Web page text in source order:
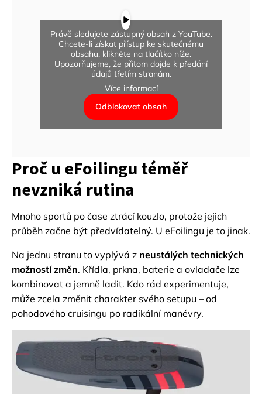
Právě sledujete zástupný obsah z YouTube.
Chcete-li získat přístup ke skutečnému
obsahu, klikněte na tlačítko níže.
Upozorňujeme, že přitom dojde k předání
údajů třetím stranám.
Více informací
Odblokovat obsah
Proč u eFoilingu téměř
nevzniká rutina
Mnoho sportů po čase ztrácí kouzlo, protože jejich
průběh začne být předvídatelný. U eFoilingu je to jinak.
Na jednu stranu to vyplývá z neustálých technických
možností změn. Křídla, prkna, baterie a ovladače lze
kombinovat a jemně ladit. Kdo rád experimentuje,
může zcela změnit charakter svého setupu – od
pohodového cruisingu po radikální manévry.